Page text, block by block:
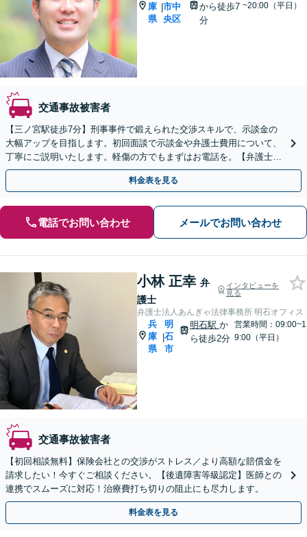
庫
県
|市中
央区
から徒歩7
分
~20:00（平日）
交通事故被害者
【三ノ宮駅徒歩7分】刑事事件で鍛えられた交渉スキルで、示談金の
大幅アップを目指します。初回面談で示談金や弁護士費用について、
丁寧にご説明いたします。軽傷の方でもまずはお電話を。【弁護士費
用特約対応可】【LINEや弁護士直通電話あり】
料金表を見る
電話でお問い合わせ メールでお問い合わせ
小林 正幸 弁
護士
インタビューを
見る
弁護士法人あんぎゃ法律事務所 明石オフィス
兵
庫
県
|
明
石
市
明石駅 か
ら徒歩2分
営業時間：09:00~1
9:00（平日）
交通事故被害者
【初回相談無料】保険会社との交渉がストレス／より高額な賠償金を
請求したい！今すぐご相談ください。【後遺障害等級認定】医師との
連携でスムーズに対応！治療費打ち切りの阻止にも尽力します。
料金表を見る